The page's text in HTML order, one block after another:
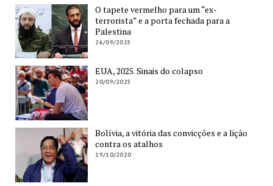
O tapete vermelho para um “ex-
terrorista” e a porta fechada para a
Palestina
26/09/2025
EUA, 2025. Sinais do colapso
20/09/2025
Bolívia, a vitória das convicções e a lição
contra os atalhos
19/10/2020